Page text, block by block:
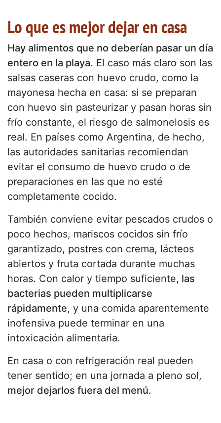
Lo que es mejor dejar en casa
Hay alimentos que no deberían pasar un día
entero en la playa. El caso más claro son las
salsas caseras con huevo crudo, como la
mayonesa hecha en casa: si se preparan
con huevo sin pasteurizar y pasan horas sin
frío constante, el riesgo de salmonelosis es
real. En países como Argentina, de hecho,
las autoridades sanitarias recomiendan
evitar el consumo de huevo crudo o de
preparaciones en las que no esté
completamente cocido.
También conviene evitar pescados crudos o
poco hechos, mariscos cocidos sin frío
garantizado, postres con crema, lácteos
abiertos y fruta cortada durante muchas
horas. Con calor y tiempo suficiente, las
bacterias pueden multiplicarse
rápidamente, y una comida aparentemente
inofensiva puede terminar en una
intoxicación alimentaria.
En casa o con refrigeración real pueden
tener sentido; en una jornada a pleno sol,
mejor dejarlos fuera del menú.